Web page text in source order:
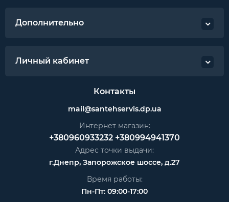
Дополнительно
Личный кабинет
Контакты
mail@santehservis.dp.ua
Интернет магазин:
+380960933232 +380994941370
Адрес точки выдачи:
г.Днепр, Запорожское шоссе, д.27
Время работы:
Пн-Пт: 09:00-17:00